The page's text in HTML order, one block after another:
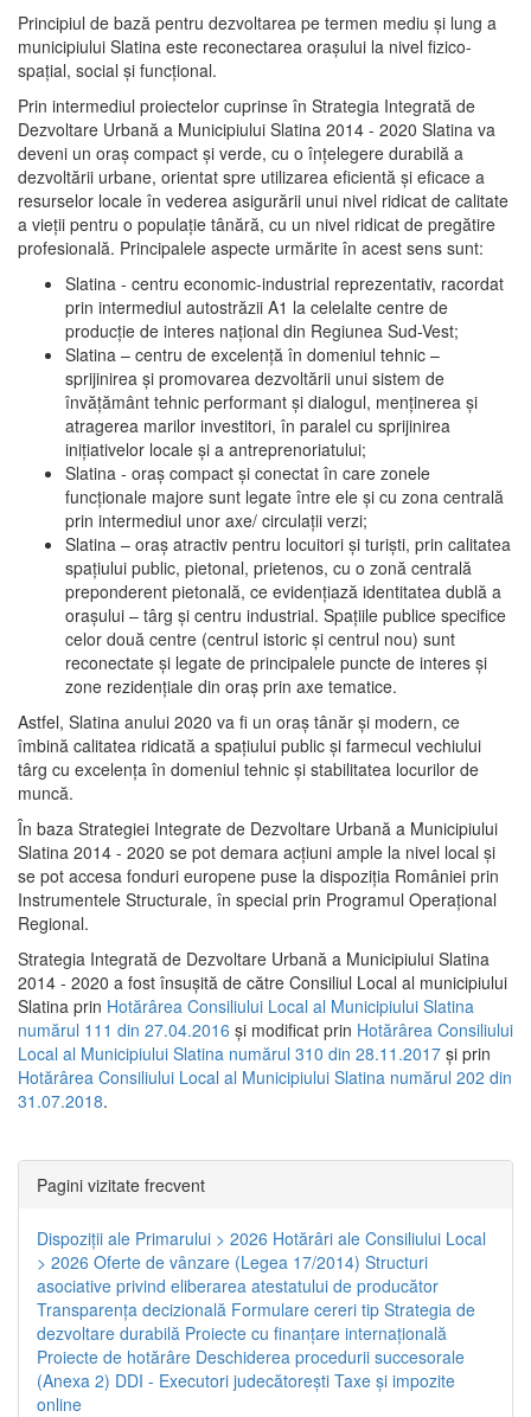
Principiul de bază pentru dezvoltarea pe termen mediu şi lung a
municipiului Slatina este reconectarea oraşului la nivel fizico-
spaţial, social şi funcţional.
Prin intermediul proiectelor cuprinse în Strategia Integrată de
Dezvoltare Urbană a Municipiului Slatina 2014 - 2020 Slatina va
deveni un oraş compact şi verde, cu o înţelegere durabilă a
dezvoltării urbane, orientat spre utilizarea eficientă şi eficace a
resurselor locale în vederea asigurării unui nivel ridicat de calitate
a vieţii pentru o populaţie tânără, cu un nivel ridicat de pregătire
profesională. Principalele aspecte urmărite în acest sens sunt:
Slatina - centru economic-industrial reprezentativ, racordat
prin intermediul autostrăzii A1 la celelalte centre de
producţie de interes naţional din Regiunea Sud-Vest;
Slatina – centru de excelenţă în domeniul tehnic –
sprijinirea şi promovarea dezvoltării unui sistem de
învăţământ tehnic performant şi dialogul, menţinerea şi
atragerea marilor investitori, în paralel cu sprijinirea
iniţiativelor locale şi a antreprenoriatului;
Slatina - oraş compact şi conectat în care zonele
funcţionale majore sunt legate între ele şi cu zona centrală
prin intermediul unor axe/ circulații verzi;
Slatina – oraş atractiv pentru locuitori şi turişti, prin calitatea
spaţiului public, pietonal, prietenos, cu o zonă centrală
preponderent pietonală, ce evidenţiază identitatea dublă a
oraşului – târg şi centru industrial. Spaţiile publice specifice
celor două centre (centrul istoric şi centrul nou) sunt
reconectate şi legate de principalele puncte de interes şi
zone rezidenţiale din oraş prin axe tematice.
Astfel, Slatina anului 2020 va fi un oraş tânăr şi modern, ce
îmbină calitatea ridicată a spaţiului public şi farmecul vechiului
târg cu excelenţa în domeniul tehnic şi stabilitatea locurilor de
muncă.
În baza Strategiei Integrate de Dezvoltare Urbană a Municipiului
Slatina 2014 - 2020 se pot demara acţiuni ample la nivel local şi
se pot accesa fonduri europene puse la dispoziţia României prin
Instrumentele Structurale, în special prin Programul Operațional
Regional.
Strategia Integrată de Dezvoltare Urbană a Municipiului Slatina
2014 - 2020 a fost însuşită de către Consiliul Local al municipiului
Slatina prin Hotărârea Consiliului Local al Municipiului Slatina
numărul 111 din 27.04.2016 și modificat prin Hotărârea Consiliului
Local al Municipiului Slatina numărul 310 din 28.11.2017 și prin
Hotărârea Consiliului Local al Municipiului Slatina numărul 202 din
31.07.2018.
Pagini vizitate frecvent
Dispoziţii ale Primarului > 2026 Hotărâri ale Consiliului Local
> 2026 Oferte de vânzare (Legea 17/2014) Structuri
asociative privind eliberarea atestatului de producător
Transparenţa decizională Formulare cereri tip Strategia de
dezvoltare durabilă Proiecte cu finanţare internaţională
Proiecte de hotărâre Deschiderea procedurii succesorale
(Anexa 2) DDI - Executori judecătorești Taxe şi impozite
online